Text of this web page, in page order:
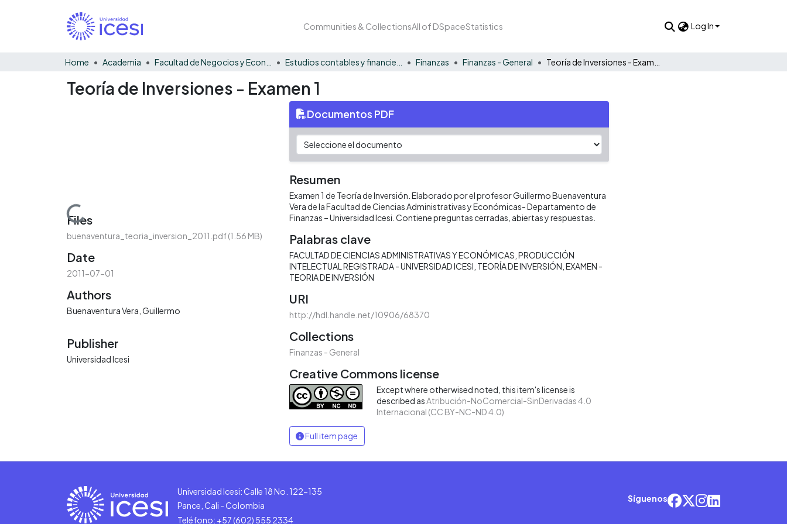
Communities & CollectionsAll of DSpaceStatistics Log In
Home Academia Finanzas Finanzas - General
Teoría de Inversiones - Examen 1
Loading...
Files
buenaventura_teoria_inversion_2011.pdf(1.56 MB)
Date
2011-07-01
Authors
Buenaventura Vera, Guillermo
Publisher
Universidad Icesi
Documentos PDF
Resumen
Examen 1 de Teoría de Inversión. Elaborado por el profesor Guillermo Buenaventura
Vera de la Facultad de Ciencias Administrativas y Económicas- Departamento de
Finanzas – Universidad Icesi. Contiene preguntas cerradas, abiertas y respuestas.
Palabras clave
FACULTAD DE CIENCIAS ADMINISTRATIVAS Y ECONÓMICAS PRODUCCIÓN
INTELECTUAL REGISTRADA - UNIVERSIDAD ICESI TEORÍA DE INVERSIÓN EXAMEN -
TEORIA DE INVERSIÓN
URI
http://hdl.handle.net/10906/68370
Collections
Finanzas - General
Creative Commons license
Except where otherwised noted, this item's license is
described as Atribución-NoComercial-SinDerivadas 4.0
Internacional (CC BY-NC-ND 4.0)
Full item page
Universidad Icesi: Calle 18 No. 122-135
Pance, Cali - Colombia
Teléfono: +57 (602) 555 2334
Síguenos